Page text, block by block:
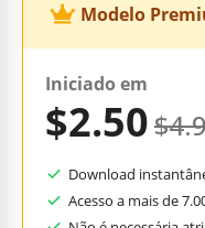
Modelo
Iniciado em
$2.50
Download
Acesso a mais de